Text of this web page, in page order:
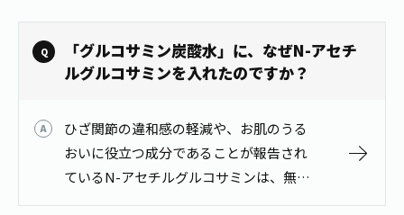
「グルコサミン炭酸水」に、なぜN-アセチ
ルグルコサミンを入れたのですか？
ひざ関節の違和感の軽減や、お肌のうる
おいに役立つ成分であることが報告され
ているN-アセチルグルコサミンは、無味
無臭で炭酸水との相性が良いため、手軽